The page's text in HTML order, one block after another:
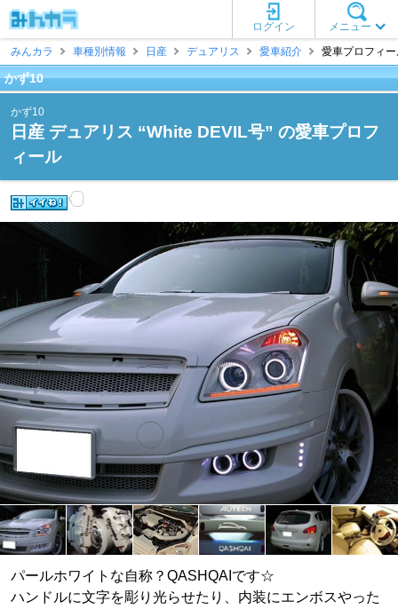
メニュー
ログイン
みんカラ
車種別情報 日産 デュアリス 愛車紹介 愛車プロフィ
かず10
かず10
日産 デュアリス “White DEVIL号” の愛車プロフ
ィール
パールホワイトな自称？QASHQAIです☆
ハンドルに文字を彫り光らせたり、内装にエンボスやった